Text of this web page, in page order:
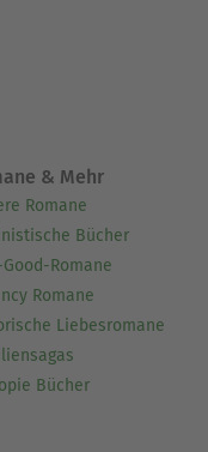
Einsichten
ein, sich
Werkes
dem modernen
Sorgfältig
heben
Interaktive
Referenzen,
& Mehr
Romane
Bücher
Romane
Romane
Liebesromane
Bücher